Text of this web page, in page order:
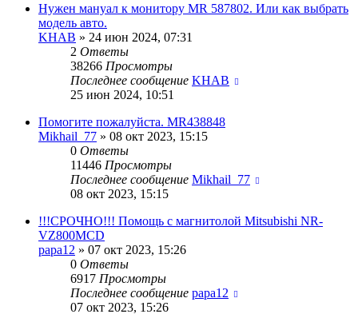
Нужен мануал к монитору MR 587802. Или как выбрать
модель авто.
KHAB » 24 июн 2024, 07:31
2 Ответы
38266 Просмотры
Последнее сообщение KHAB
25 июн 2024, 10:51
Помогите пожалуйста. MR438848
Mikhail_77 » 08 окт 2023, 15:15
0 Ответы
11446 Просмотры
Последнее сообщение Mikhail_77
08 окт 2023, 15:15
!!!СРОЧНО!!! Помощь с магнитолой Mitsubishi NR-
VZ800MCD
papa12 » 07 окт 2023, 15:26
0 Ответы
6917 Просмотры
Последнее сообщение papa12
07 окт 2023, 15:26